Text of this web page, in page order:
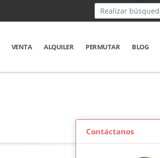
VENTA ALQUILER PERMUTAR BLOG
Contáctanos